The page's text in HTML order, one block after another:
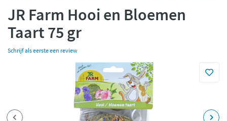
Betaal met Klarna
JR Farm Hooi en Bloemen
Taart 75 gr
Schrijf als eerste een review